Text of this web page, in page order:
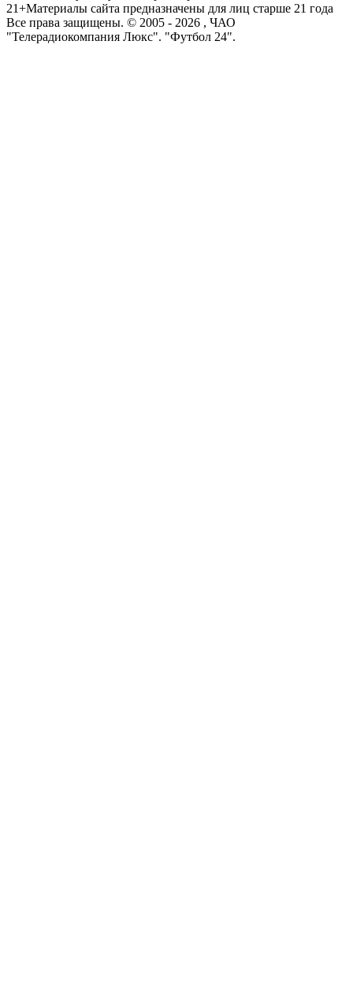
21+Материалы сайта предназначены для лиц старше 21 года
Все права защищены. © 2005 - 2026 , ЧАО
"Телерадиокомпания Люкс". "Футбол 24".